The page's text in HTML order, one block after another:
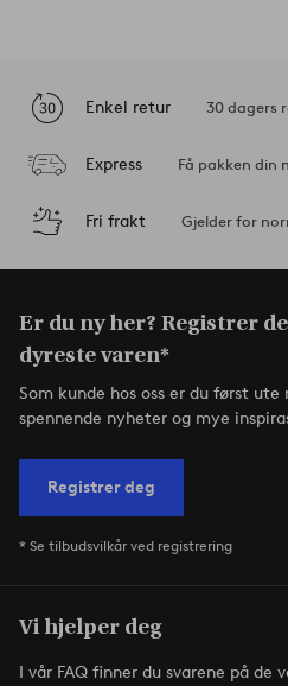
Enkel retur 30 dagers
Express Få pakken din
Fri frakt Gjelder for
Er du ny her? Registrer
dyreste varen*
Som kunde hos oss er du først
spennende nyheter og mye
Registrer deg
* Se tilbudsvilkår ved registrering
Vi hjelper deg
I vår FAQ finner du svarene på de